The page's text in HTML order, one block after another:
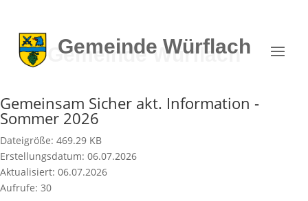
Gemeinde Würflach
Gemeinsam Sicher akt. Information -
Sommer 2026
Dateigröße: 469.29 KB
Erstellungsdatum: 06.07.2026
Aktualisiert: 06.07.2026
Aufrufe: 30